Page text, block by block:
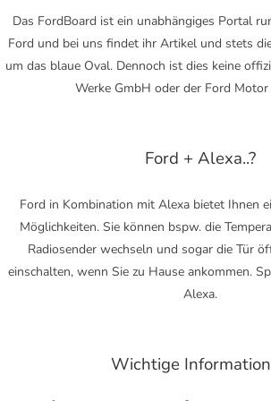
Das FordBoard ist ein unabhängiges Portal
Ford und bei uns findet ihr Artikel und stets
um das blaue Oval. Dennoch ist dies keine
Werke GmbH oder der Ford Motor
Ford + Alexa..?
Ford in Kombination mit Alexa bietet Ihnen
Möglichkeiten. Sie können bspw. die
Radiosender wechseln und sogar die Tür
einschalten, wenn Sie zu Hause ankommen.
Alexa.
Wichtige